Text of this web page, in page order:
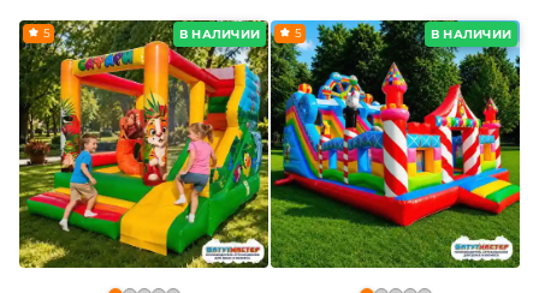
В НАЛИЧИИ
5 В НАЛИЧИИ
5